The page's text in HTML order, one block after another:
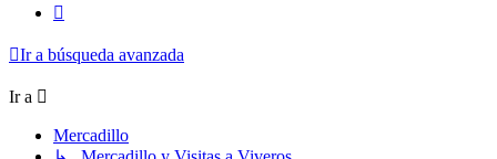
Ir a búsqueda avanzada
Ir a
Mercadillo